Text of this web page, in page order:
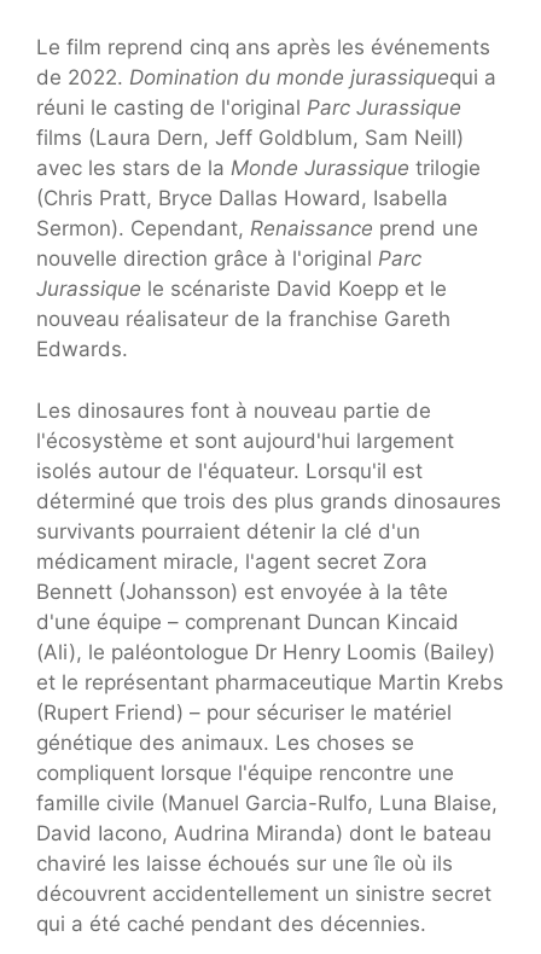
Le film reprend cinq ans après les événements
de 2022. Domination du monde jurassiquequi a
réuni le casting de l'original Parc Jurassique
films (Laura Dern, Jeff Goldblum, Sam Neill)
avec les stars de la Monde Jurassique trilogie
(Chris Pratt, Bryce Dallas Howard, Isabella
Sermon). Cependant, Renaissance prend une
nouvelle direction grâce à l'original Parc
Jurassique le scénariste David Koepp et le
nouveau réalisateur de la franchise Gareth
Edwards.
Les dinosaures font à nouveau partie de
l'écosystème et sont aujourd'hui largement
isolés autour de l'équateur. Lorsqu'il est
déterminé que trois des plus grands dinosaures
survivants pourraient détenir la clé d'un
médicament miracle, l'agent secret Zora
Bennett (Johansson) est envoyée à la tête
d'une équipe – comprenant Duncan Kincaid
(Ali), le paléontologue Dr Henry Loomis (Bailey)
et le représentant pharmaceutique Martin Krebs
(Rupert Friend) – pour sécuriser le matériel
génétique des animaux. Les choses se
compliquent lorsque l'équipe rencontre une
famille civile (Manuel Garcia-Rulfo, Luna Blaise,
David Iacono, Audrina Miranda) dont le bateau
chaviré les laisse échoués sur une île où ils
découvrent accidentellement un sinistre secret
qui a été caché pendant des décennies.